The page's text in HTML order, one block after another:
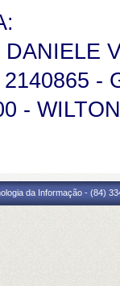
-
-
da Informação - (84)